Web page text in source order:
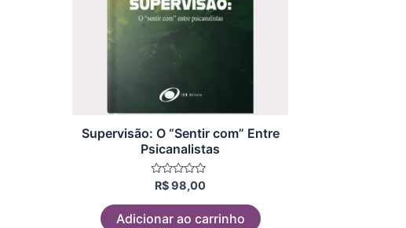
Supervisão: O “Sentir com” Entre
Psicanalistas
Avaliação
de
5
R$98,00
Adicionar ao carrinho